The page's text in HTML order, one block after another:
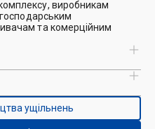
виробникам
господарським
та комерційним
ущільнень